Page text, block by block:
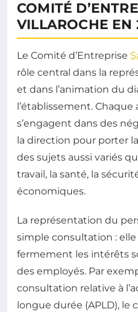
COMITÉ
VILLAROCHE EN
Le Comité d’Entreprise
rôle central dans la
et dans l’animation du
l’établissement. Chaque
s’engagent dans des
la direction pour porter
des sujets aussi variés
travail, la santé, la
économiques.
La représentation du
simple consultation :
fermement les intérêts
des employés. Par
consultation relative à
longue durée (APLD), le